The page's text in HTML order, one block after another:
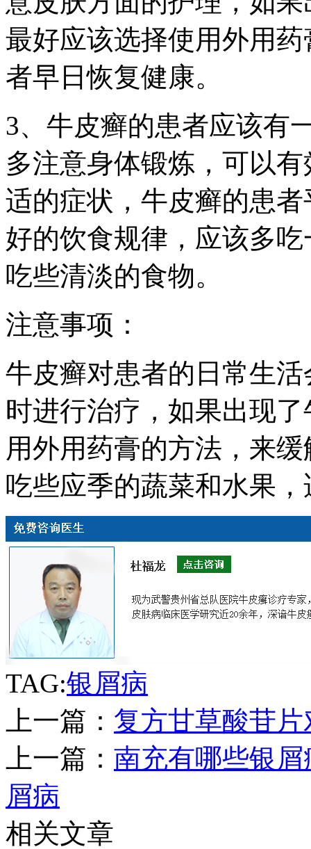
最好应该选择使用外用
者早日恢复健康。
3、牛皮癣的患者应该有
多注意身体锻炼，可以
适的症状，牛皮癣的患
好的饮食规律，应该多
吃些清淡的食物。
注意事项：
牛皮癣对患者的日常生
时进行治疗，如果出现
用外用药膏的方法，来
吃些应季的蔬菜和水果
TAG:银屑病
上一篇： 复方甘草酸苷
上一篇： 南充有哪些银
屑病
相关文章